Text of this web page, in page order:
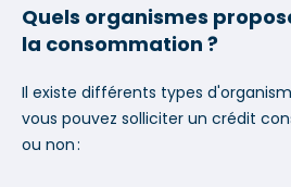
Quels organismes
la consommation ?
Il existe différents types
vous pouvez solliciter un crédit
ou non :